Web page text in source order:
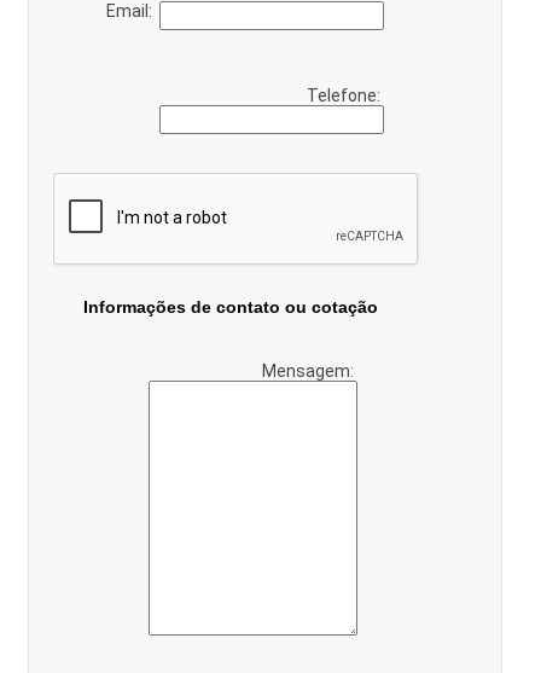
Email:
Telefone:
Informações de contato ou cotação
Mensagem: